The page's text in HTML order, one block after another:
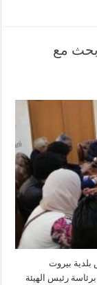
بحث مع
بلدية بيروت
جمال عيتاني ظهر يوم الثلاثاء 4 شباط 2019، برئاسة رئيس الهيئة